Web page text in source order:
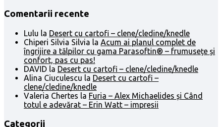
Comentarii recente
Lulu la Desert cu cartofi – clene/cledine/knedle
Chiperi Silvia Silvia la Acum ai planul complet de
îngrijire a tălpilor cu gama Parasoftin® – frumusețe și
confort, pas cu pas!
DAVID la Desert cu cartofi – clene/cledine/knedle
Alina Ciuculescu la Desert cu cartofi –
clene/cledine/knedle
Valeria Chertes la Furia – Alex Michaelides și Când
totul e adevărat – Erin Watt – impresii
Categorii